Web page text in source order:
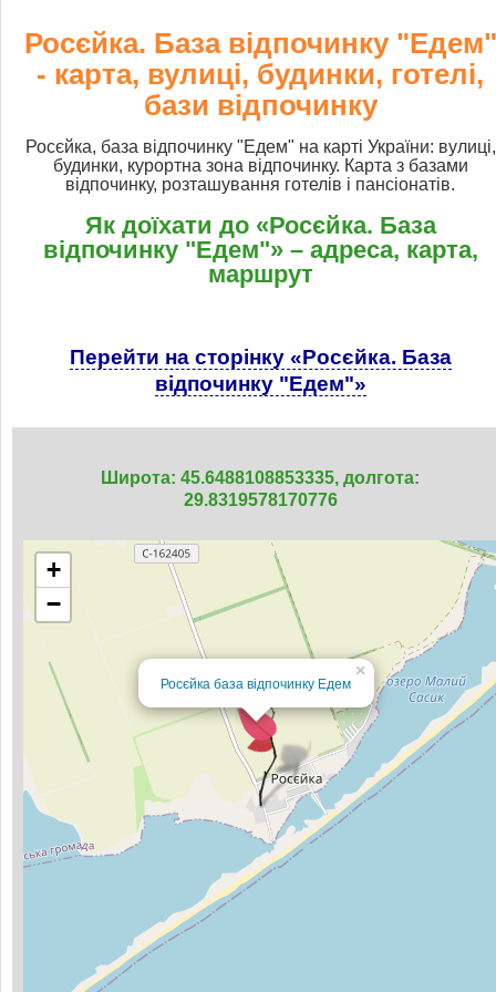
Росєйка. База відпочинку "Едем"
- карта, вулиці, будинки, готелі,
бази відпочинку
Росєйка, база відпочинку "Едем" на карті України: вулиці,
будинки, курортна зона відпочинку. Карта з базами
відпочинку, розташування готелів і пансіонатів.
Як доїхати до «Росєйка. База
відпочинку "Едем"» – адреса, карта,
маршрут
Перейти на сторінку «Росєйка. База
відпочинку "Едем"»
Широта: 45.6488108853335, долгота:
29.8319578170776
Росєйка база відпочинку Едем
×
+
−